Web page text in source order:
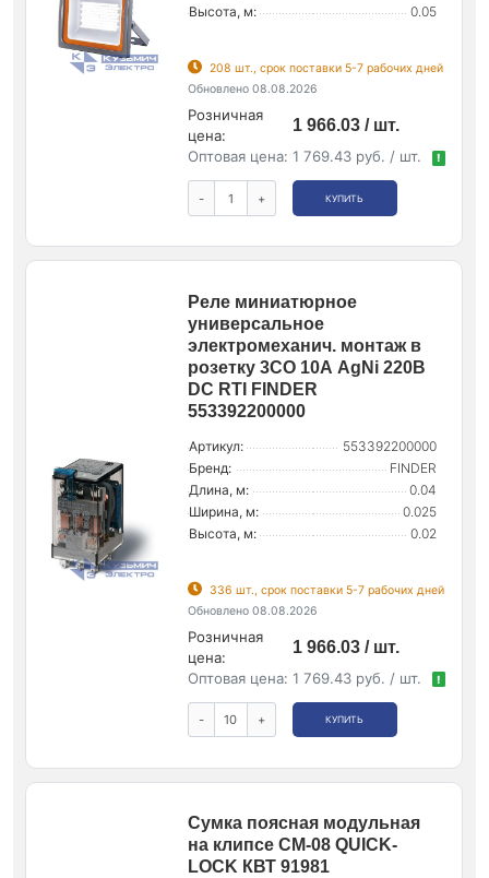
Высота, м:
0.05
208 шт., срок поставки 5-7 рабочих дней
Обновлено 08.08.2026
Розничная
цена:
1 966.03 / шт.
Оптовая цена: 1 769.43 руб. / шт. !
- + КУПИТЬ
Реле миниатюрное
универсальное
электромеханич. монтаж в
розетку 3CO 10А AgNi 220В
DC RTI FINDER
553392200000
Артикул:
553392200000
Бренд:
FINDER
Длина, м:
0.04
Ширина, м:
0.025
Высота, м:
0.02
336 шт., срок поставки 5-7 рабочих дней
Обновлено 08.08.2026
Розничная
цена:
1 966.03 / шт.
Оптовая цена: 1 769.43 руб. / шт. !
- + КУПИТЬ
Сумка поясная модульная
на клипсе СМ-08 QUICK-
LOCK КВТ 91981